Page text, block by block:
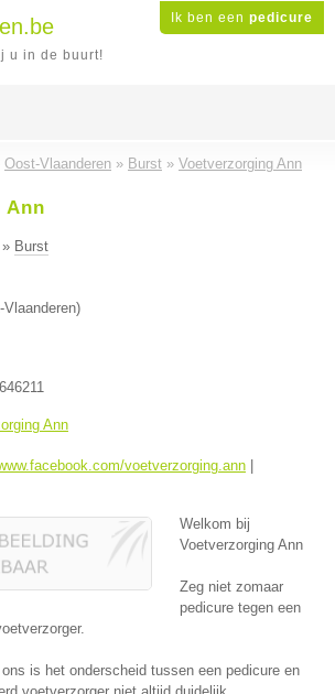
Ik ben een pedicure
u in de buurt!
Oost-Vlaanderen » Burst » Voetverzorging Ann
Ann
» Burst
Vlaanderen)
Ann
voetverzorging.ann
Welkom bij
Voetverzorging Ann
Zeg niet zomaar
pedicure tegen een
is het onderscheid tussen een pedicure en